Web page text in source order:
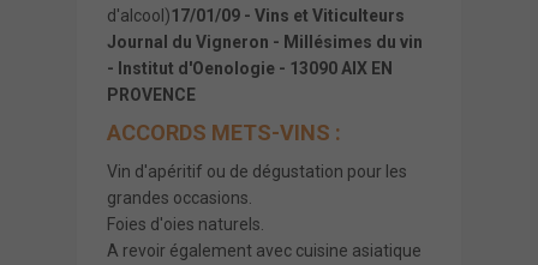
d'alcool)17/01/09 - Vins et Viticulteurs
Journal du Vigneron - Millésimes du vin
- Institut d'Oenologie - 13090 AIX EN
PROVENCE
ACCORDS METS-VINS :
Vin d'apéritif ou de dégustation pour les
grandes occasions.
Foies d'oies naturels.
A revoir également avec cuisine asiatique